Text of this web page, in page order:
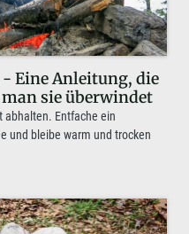
- Eine Anleitung, die
sie überwindet
abhalten. Entfache ein
und bleibe warm und trocken